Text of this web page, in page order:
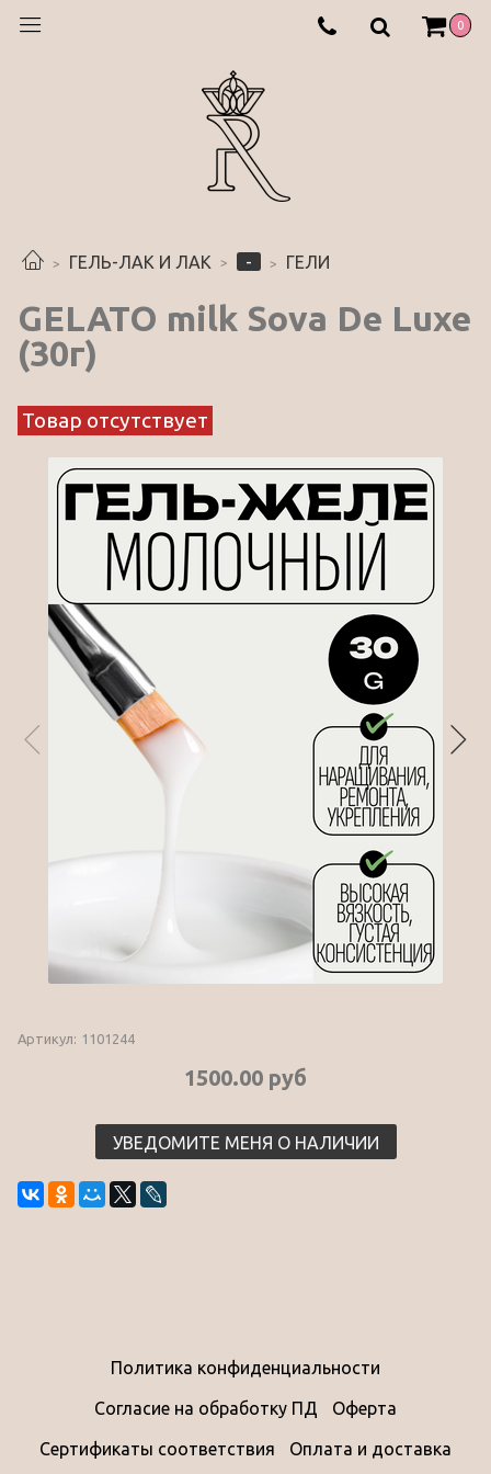
0
ГЕЛЬ-ЛАК И ЛАК - ГЕЛИ
GELATO milk Sova De Luxe
(30г)
Товар отсутствует
Артикул: 1101244
1500.00 руб
УВЕДОМИТЕ МЕНЯ О НАЛИЧИИ
Политика конфиденциальности
Согласие на обработку ПД Оферта
Сертификаты соответствия Оплата и доставка